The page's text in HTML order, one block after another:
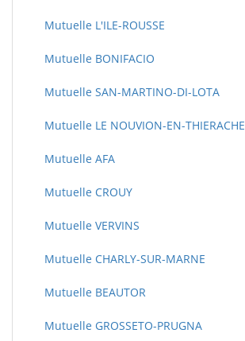
Mutuelle L'ILE-ROUSSE
Mutuelle BONIFACIO
Mutuelle SAN-MARTINO-DI-LOTA
Mutuelle LE NOUVION-EN-THIERACHE
Mutuelle AFA
Mutuelle CROUY
Mutuelle VERVINS
Mutuelle CHARLY-SUR-MARNE
Mutuelle BEAUTOR
Mutuelle GROSSETO-PRUGNA